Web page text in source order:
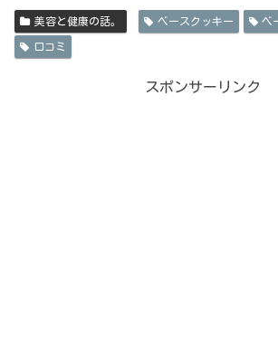
美容と健康の話。 ベースクッキー ベ
口コミ
スポンサーリンク